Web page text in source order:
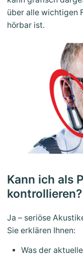
über alle wichtigen
hörbar ist.
Kann ich als
kontrollieren?
Ja – seriöse
Sie erklären Ihnen:
Was der